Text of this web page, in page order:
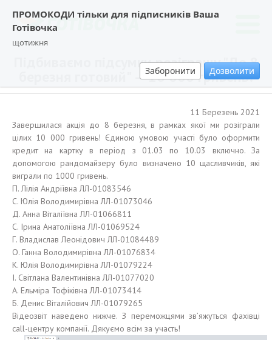
ПРОМОКОДИ тільки для підписників Ваша
Готівочка
щотижня
Заборонити Дозволити
Підбиваємо підсумки розіграшу "До 8
березня готовий" — 10 000 гривень!
11 Березень 2021
Завершилася акція до 8 березня, в рамках якої ми розіграли
цілих 10 000 гривень! Єдиною умовою участі було оформити
кредит на картку в період з 01.03 по 10.03 включно. За
допомогою рандомайзеру було визначено 10 щасливчиків, які
виграли по 1000 гривень.
П. Лілія Андріївна ЛЛ-01083546
С. Юлія Володимирівна ЛЛ-01073046
Д. Анна Віталіївна ЛЛ-01066811
С. Ірина Анатоліївна ЛЛ-01069524
Г. Владислав Леонідович ЛЛ-01084489
О. Ганна Володимирівна ЛЛ-01076834
К. Юлія Володимирівна ЛЛ-01079224
І. Світлана Валентинівна ЛЛ-01077020
А. Ельміра Тофіківна ЛЛ-01073414
Б. Денис Віталійович ЛЛ-01079265
Відеозвіт наведено нижче. З переможцями зв’яжуться фахівці
call-центру компанії. Дякуємо всім за участь!